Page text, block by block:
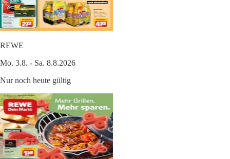
REWE
Mo. 3.8. - Sa. 8.8.2026
Nur noch heute gültig